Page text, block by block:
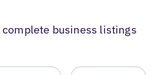
business listings